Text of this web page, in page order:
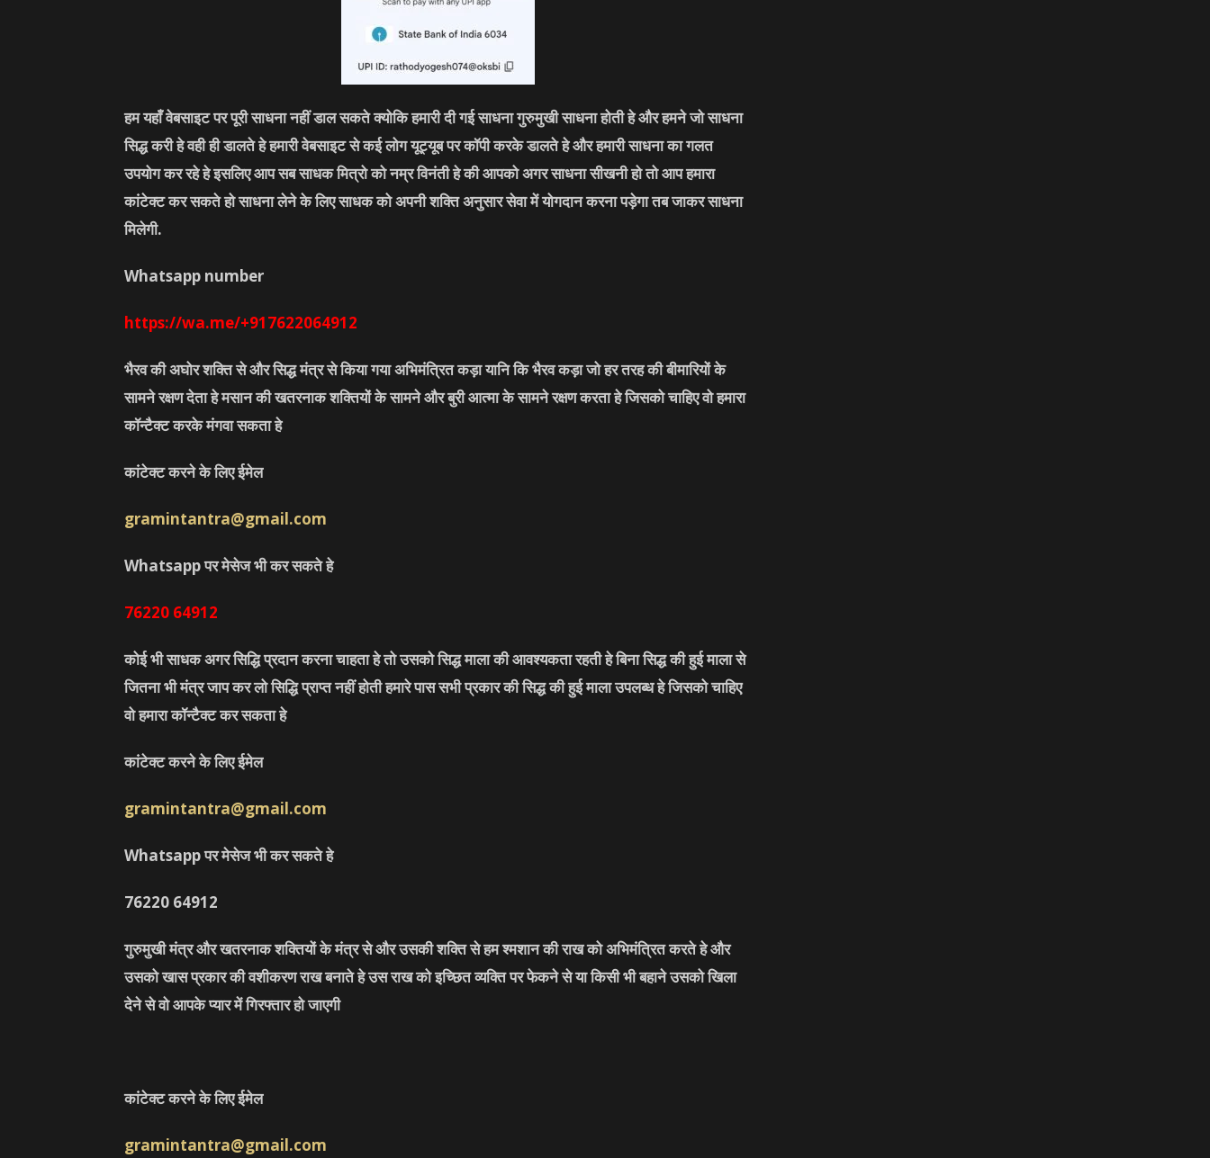
हम यहाँ वेबसाइट पर पूरी साधना नहीं डाल सकते क्योकि हमारी दी गई साधना गुरुमुखी साधना होती हे और हमने जो साधना
सिद्ध करी हे वही ही डालते हे हमारी वेबसाइट से कई लोग यूट्यूब पर कॉपी करके डालते हे और हमारी साधना का गलत
उपयोग कर रहे हे इसलिए आप सब साधक मित्रो को नम्र विनंती हे की आपको अगर साधना सीखनी हो तो आप हमारा
कांटेक्ट कर सकते हो साधना लेने के लिए साधक को अपनी शक्ति अनुसार सेवा में योगदान करना पड़ेगा तब जाकर साधना
मिलेगी.
Whatsapp number
https://wa.me/+917622064912
भैरव की अघोर शक्ति से और सिद्ध मंत्र से किया गया अभिमंत्रित कड़ा यानि कि भैरव कड़ा जो हर तरह की बीमारियों के
सामने रक्षण देता हे मसान की खतरनाक शक्तियों के सामने और बुरी आत्मा के सामने रक्षण करता हे जिसको चाहिए वो हमारा
कॉन्टैक्ट करके मंगवा सकता हे
कांटेक्ट करने के लिए ईमेल
gramintantra@gmail.com
Whatsapp पर मेसेज भी कर सकते हे
76220 64912
कोई भी साधक अगर सिद्धि प्रदान करना चाहता हे तो उसको सिद्ध माला की आवश्यकता रहती हे बिना सिद्ध की हुई माला से
जितना भी मंत्र जाप कर लो सिद्धि प्राप्त नहीं होती हमारे पास सभी प्रकार की सिद्ध की हुई माला उपलब्ध हे जिसको चाहिए
वो हमारा कॉन्टैक्ट कर सकता हे
कांटेक्ट करने के लिए ईमेल
gramintantra@gmail.com
Whatsapp पर मेसेज भी कर सकते हे
76220 64912
गुरुमुखी मंत्र और खतरनाक शक्तियों के मंत्र से और उसकी शक्ति से हम श्मशान की राख को अभिमंत्रित करते हे और
उसको खास प्रकार की वशीकरण राख बनाते हे उस राख को इच्छित व्यक्ति पर फेकने से या किसी भी बहाने उसको खिला
देने से वो आपके प्यार में गिरफ्तार हो जाएगी
कांटेक्ट करने के लिए ईमेल
gramintantra@gmail.com